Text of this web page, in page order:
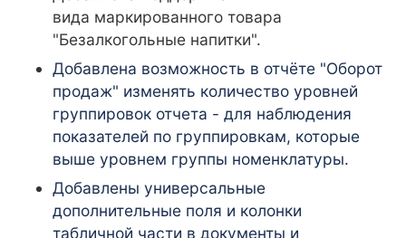
вида маркированного товара
"Безалкогольные напитки".
Добавлена возможность в отчёте "Оборот
продаж" изменять количество уровней
группировок отчета - для наблюдения
показателей по группировкам, которые
выше уровнем группы номенклатуры.
Добавлены универсальные
дополнительные поля и колонки
табличной части в документы и